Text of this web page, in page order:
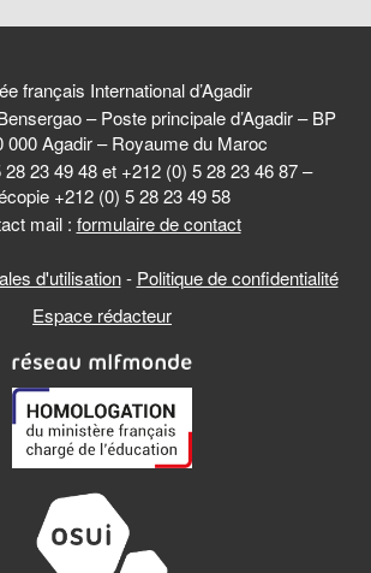
français International d’Agadir
– Poste principale d’Agadir – BP
000 Agadir – Royaume du Maroc
23 49 48 et +212 (0) 5 28 23 46 87 –
+212 (0) 5 28 23 49 58
mail : formulaire de contact
d'utilisation- Politique de confidentialité
Espace rédacteur